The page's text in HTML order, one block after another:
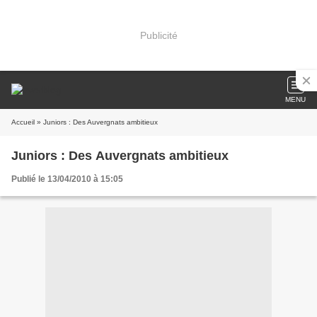
Publicité
MENU
Accueil » Juniors : Des Auvergnats ambitieux
Juniors : Des Auvergnats ambitieux
Publié le 13/04/2010 à 15:05